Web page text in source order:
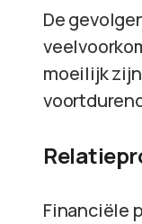
De
moeilijk
Financiële